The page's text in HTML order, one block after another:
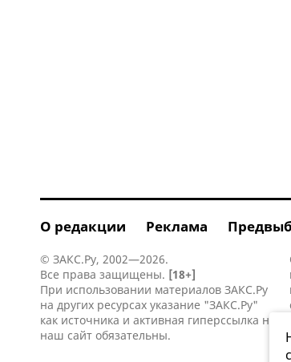
О редакции Реклама
© ЗАКС.Ру, 2002—2026.
Все права защищены. [18+]
При использовании материалов ЗАКС.Ру
на других ресурсах указание "ЗАКС.Ру"
как источника и активная гиперссылка на
наш сайт обязательны.